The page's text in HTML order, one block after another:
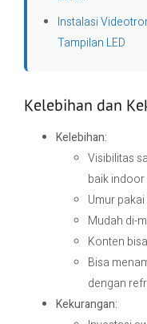
Instalasi
Tampilan LED
Kelebihan dan
Kelebihan:
Visibilitas
baik
Umur
Mudah di-
Konten
Bisa
dengan
Kekurangan: